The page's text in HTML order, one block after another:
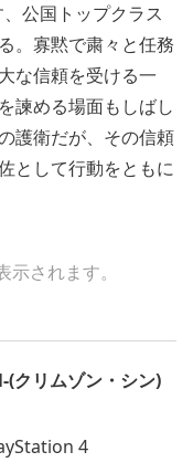
公国トップクラス
。寡黙で粛々と任務
な信頼を受ける一
諫める場面もしばし
護衛だが、その信頼
として行動をともに
されます。
クリムゾン・シン)
4